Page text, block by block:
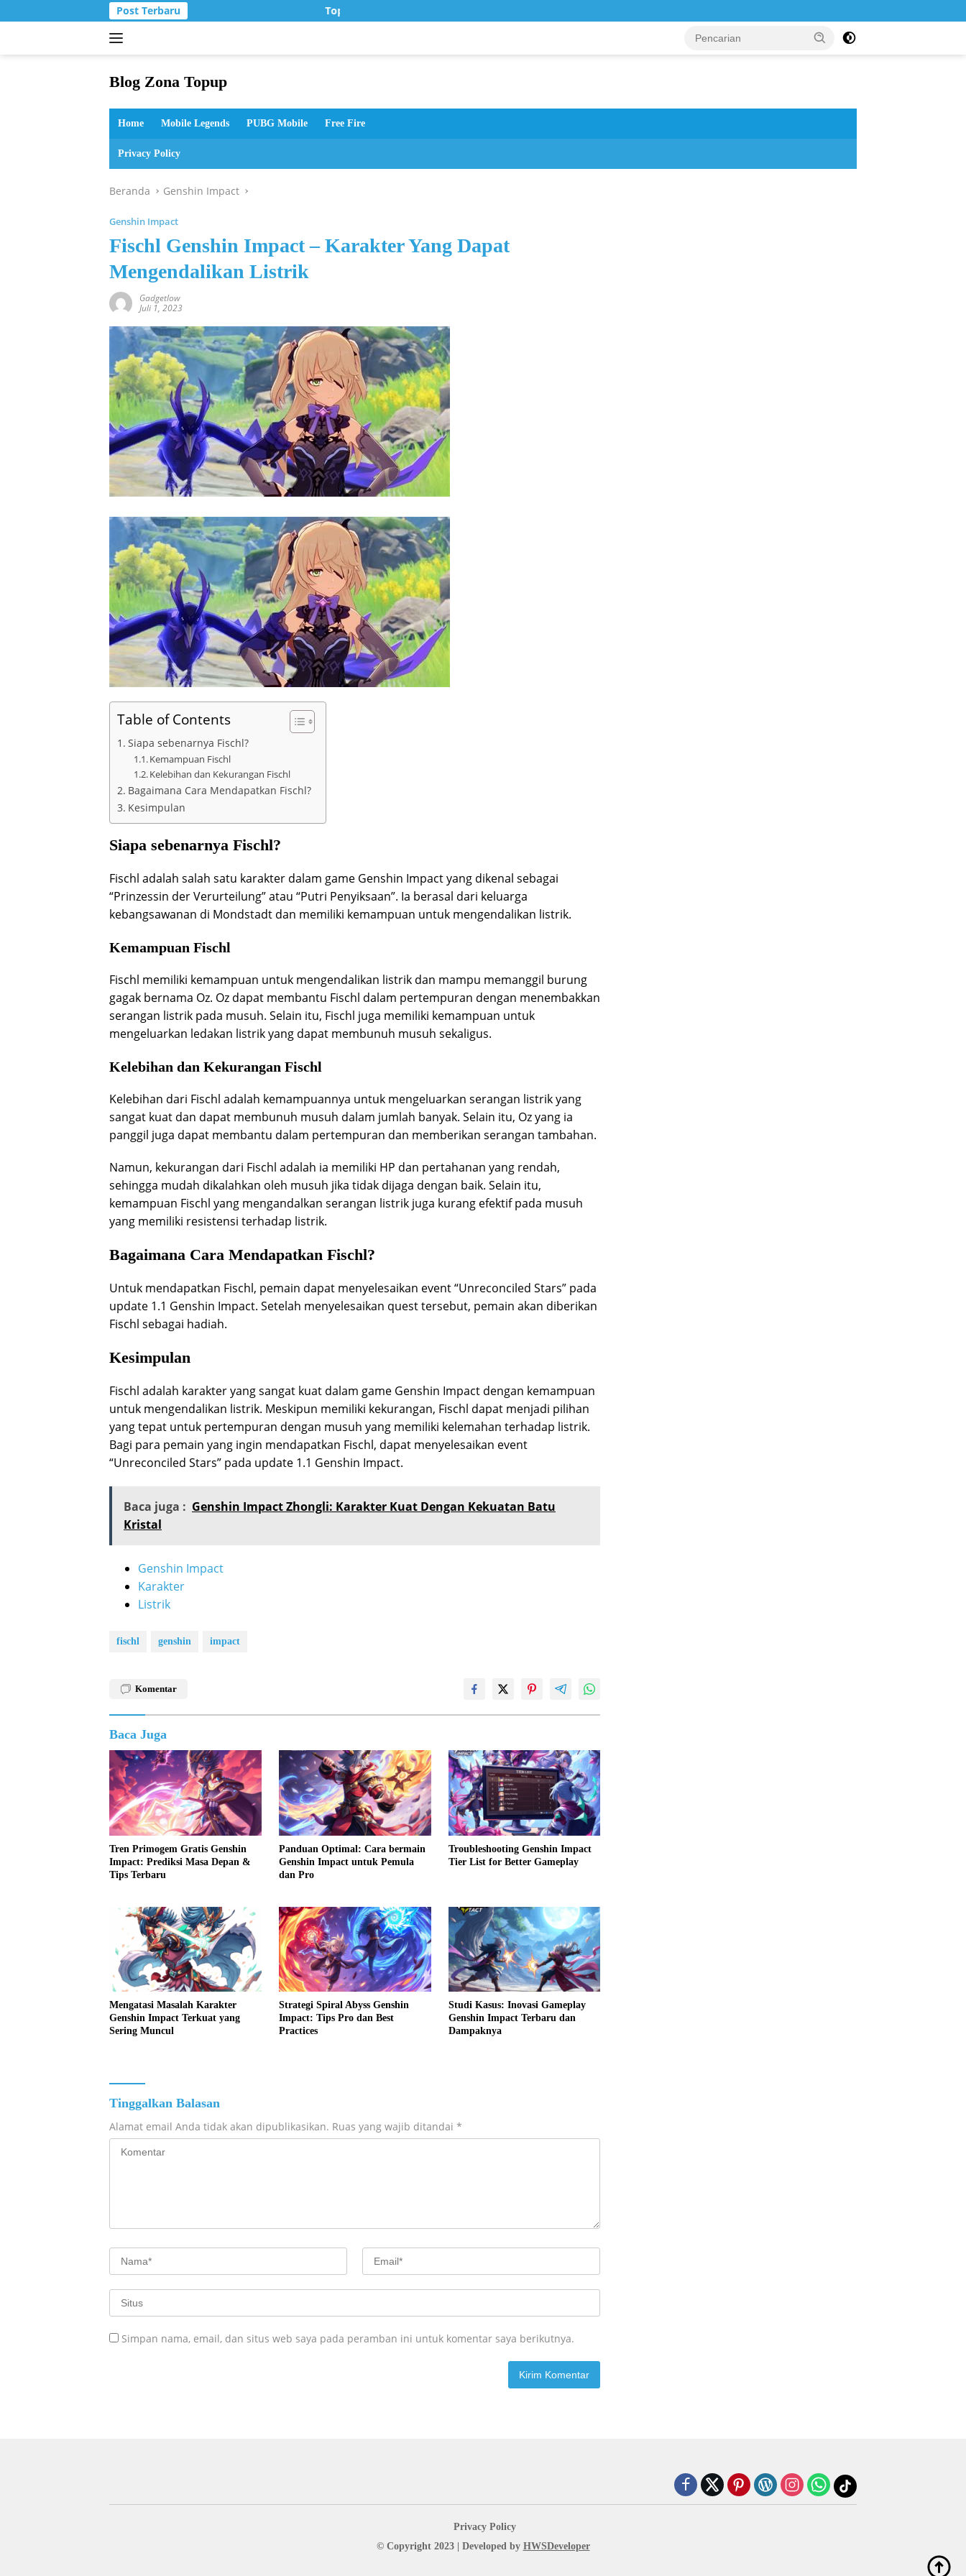
ke
Post Terbaru Top Up Murah di Zona Topup
Blog Zona Topup
dan
bermain
Home Mobile Legends PUBG Mobile Free Fire
Privacy Policy
Beranda Genshin Impact
Genshin Impact
Fischl Genshin Impact – Karakter Yang Dapat
Mengendalikan Listrik
Gadgetlow
Juli 1, 2023
Table of Contents
Siapa sebenarnya Fischl?
Kemampuan Fischl
Kelebihan dan Kekurangan Fischl
Bagaimana Cara Mendapatkan Fischl?
Kesimpulan
Siapa sebenarnya Fischl?
Fischl adalah salah satu karakter dalam game Genshin Impact yang dikenal sebagai
“Prinzessin der Verurteilung” atau “Putri Penyiksaan”. Ia berasal dari keluarga
kebangsawanan di Mondstadt dan memiliki kemampuan untuk mengendalikan listrik.
Kemampuan Fischl
Fischl memiliki kemampuan untuk mengendalikan listrik dan mampu memanggil burung
gagak bernama Oz. Oz dapat membantu Fischl dalam pertempuran dengan menembakkan
serangan listrik pada musuh. Selain itu, Fischl juga memiliki kemampuan untuk
mengeluarkan ledakan listrik yang dapat membunuh musuh sekaligus.
Kelebihan dan Kekurangan Fischl
Kelebihan dari Fischl adalah kemampuannya untuk mengeluarkan serangan listrik yang
sangat kuat dan dapat membunuh musuh dalam jumlah banyak. Selain itu, Oz yang ia
panggil juga dapat membantu dalam pertempuran dan memberikan serangan tambahan.
Namun, kekurangan dari Fischl adalah ia memiliki HP dan pertahanan yang rendah,
sehingga mudah dikalahkan oleh musuh jika tidak dijaga dengan baik. Selain itu,
kemampuan Fischl yang mengandalkan serangan listrik juga kurang efektif pada musuh
yang memiliki resistensi terhadap listrik.
Bagaimana Cara Mendapatkan Fischl?
Untuk mendapatkan Fischl, pemain dapat menyelesaikan event “Unreconciled Stars” pada
update 1.1 Genshin Impact. Setelah menyelesaikan quest tersebut, pemain akan diberikan
Fischl sebagai hadiah.
Kesimpulan
Fischl adalah karakter yang sangat kuat dalam game Genshin Impact dengan kemampuan
untuk mengendalikan listrik. Meskipun memiliki kekurangan, Fischl dapat menjadi pilihan
yang tepat untuk pertempuran dengan musuh yang memiliki kelemahan terhadap listrik.
Bagi para pemain yang ingin mendapatkan Fischl, dapat menyelesaikan event
“Unreconciled Stars” pada update 1.1 Genshin Impact.
Baca juga : Genshin Impact Zhongli: Karakter Kuat Dengan Kekuatan Batu
Kristal
Genshin Impact
Karakter
Listrik
fischl genshin impact
Komentar
Baca Juga
Tren Primogem Gratis Genshin
Impact: Prediksi Masa Depan &
Tips Terbaru
Panduan Optimal: Cara bermain
Genshin Impact untuk Pemula
dan Pro
Troubleshooting Genshin Impact
Tier List for Better Gameplay
Mengatasi Masalah Karakter
Genshin Impact Terkuat yang
Sering Muncul
Strategi Spiral Abyss Genshin
Impact: Tips Pro dan Best
Practices
Studi Kasus: Inovasi Gameplay
Genshin Impact Terbaru dan
Dampaknya
Tinggalkan Balasan
Alamat email Anda tidak akan dipublikasikan. Ruas yang wajib ditandai *
Simpan nama, email, dan situs web saya pada peramban ini untuk komentar saya berikutnya.
Privacy Policy
© Copyright 2023 | Developed by HWSDeveloper